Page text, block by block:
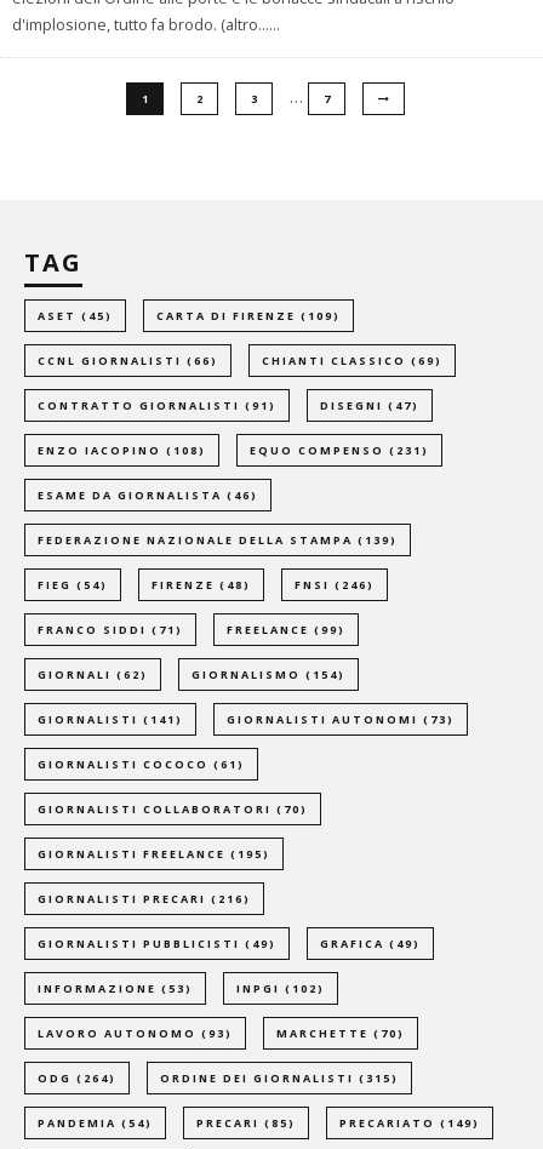
d'implosione, tutto fa brodo. (altro…...
1 2 3 … 7
TAG
ASET (45) CARTA DI FIRENZE (109)
CCNL GIORNALISTI (66) CHIANTI CLASSICO (69)
CONTRATTO GIORNALISTI (91) DISEGNI (47)
ENZO IACOPINO (108) EQUO COMPENSO (231)
ESAME DA GIORNALISTA (46)
FEDERAZIONE NAZIONALE DELLA STAMPA (139)
FIEG (54) FIRENZE (48) FNSI (246)
FRANCO SIDDI (71) FREELANCE (99)
GIORNALI (62) GIORNALISMO (154)
GIORNALISTI (141) GIORNALISTI AUTONOMI (73)
GIORNALISTI COCOCO (61)
GIORNALISTI COLLABORATORI (70)
GIORNALISTI FREELANCE (195)
GIORNALISTI PRECARI (216)
GIORNALISTI PUBBLICISTI (49) GRAFICA (49)
INFORMAZIONE (53) INPGI (102)
LAVORO AUTONOMO (93) MARCHETTE (70)
ODG (264) ORDINE DEI GIORNALISTI (315)
PANDEMIA (54) PRECARI (85) PRECARIATO (149)